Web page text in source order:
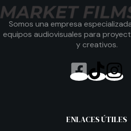
Somos una empresa
equipos audiovisuales para
y creativos.
ENLACES ÚTILES